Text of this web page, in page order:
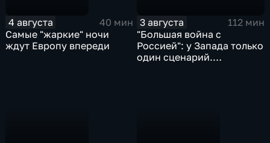
4 августа
40 мин
Самые "жаркие" ночи
ждут Европу впереди
3 августа
112 мин
"Большая война с
Россией": у Запада только
один сценарий.